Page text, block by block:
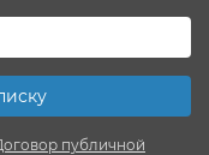
публичной